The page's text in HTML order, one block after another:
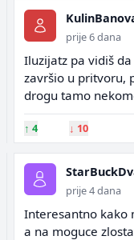
prije 6 dana
Iluzijatz pa vidiš
završio u pritvoru,
drogu tamo
↑ 4 ↓ 10
prije 4 dana
Interesantno kako
a na moguce